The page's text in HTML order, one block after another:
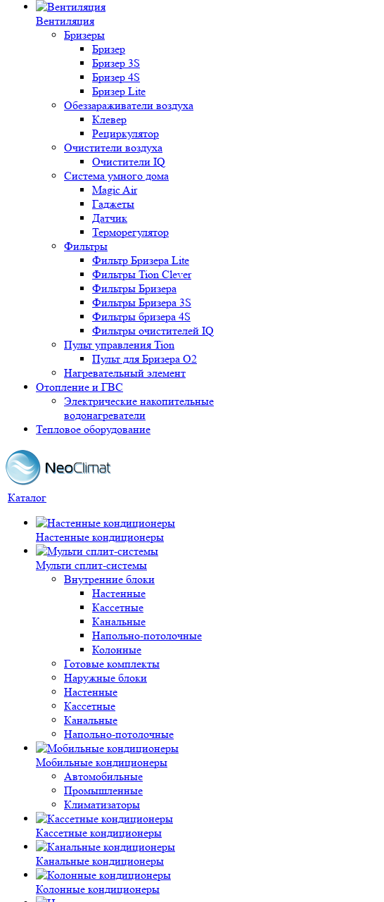
Вентиляция
Бризеры
Бризер
Бризер 3S
Бризер 4S
Бризер Lite
Обеззараживатели воздуха
Клевер
Рециркулятор
Очистители воздуха
Очистители IQ
Система умного дома
Magic Air
Гаджеты
Датчик
Терморегулятор
Фильтры
Фильтр Бризера Lite
Фильтры Tion Clever
Фильтры Бризера
Фильтры Бризера 3S
Фильтры бризера 4S
Фильтры очистителей IQ
Пульт управления Tion
Пульт для Бризера O2
Нагревательный элемент
Отопление и ГВС
Электрические накопительные
водонагреватели
Тепловое оборудование
Каталог
Настенные кондиционеры
Мульти сплит-системы
Внутренние блоки
Настенные
Кассетные
Канальные
Напольно-потолочные
Колонные
Готовые комплекты
Наружные блоки
Настенные
Кассетные
Канальные
Напольно-потолочные
Мобильные кондиционеры
Автомобильные
Промышленные
Климатизаторы
Кассетные кондиционеры
Канальные кондиционеры
Колонные кондиционеры